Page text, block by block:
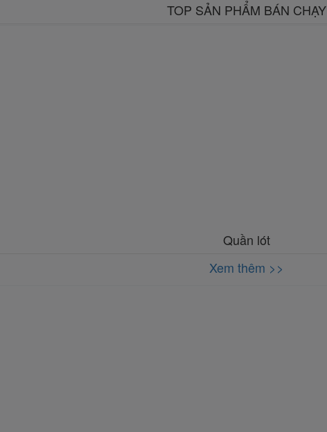
TOP SẢN PHẨM BÁN CHẠY
Quần lót
Xem thêm >>